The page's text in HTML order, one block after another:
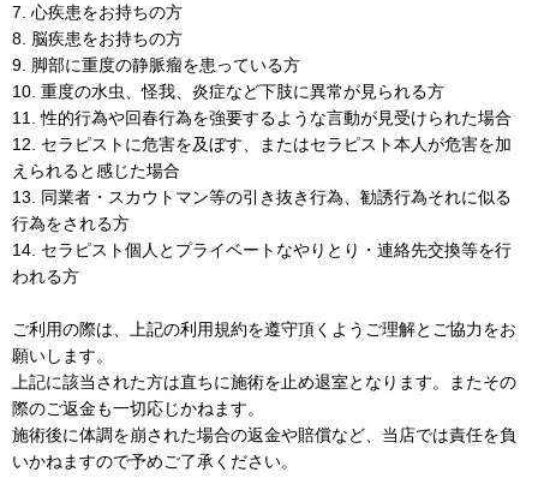
7. 心疾患をお持ちの方
8. 脳疾患をお持ちの方
9. 脚部に重度の静脈瘤を患っている方
10. 重度の水虫、怪我、炎症など下肢に異常が見られる方
11. 性的行為や回春行為を強要するような言動が見受けられた場合
12. セラピストに危害を及ぼす、またはセラピスト本人が危害を加
えられると感じた場合
13. 同業者・スカウトマン等の引き抜き行為、勧誘行為それに似る
行為をされる方
14. セラピスト個人とプライベートなやりとり・連絡先交換等を行
われる方
ご利用の際は、上記の利用規約を遵守頂くようご理解とご協力をお
願いします。
上記に該当された方は直ちに施術を止め退室となります。またその
際のご返金も一切応じかねます。
施術後に体調を崩された場合の返金や賠償など、当店では責任を負
いかねますので予めご了承ください。